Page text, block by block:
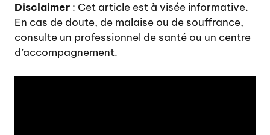
Disclaimer : Cet article est à visée informative.
En cas de doute, de malaise ou de souffrance,
consulte un professionnel de santé ou un centre
d’accompagnement.